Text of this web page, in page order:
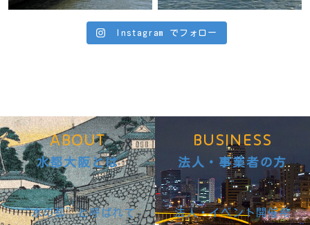
Instagram でフォロー
ABOUT
水都大阪とは
“水の都”と呼ばれて
BUSINESS
法人・事業者の方
法人・イベント開催希